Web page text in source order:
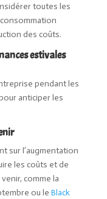
toutes les
des coûts.
estivales
pendant les
anticiper les
sur l’augmentation
les coûts et de
comme la
ou le Black